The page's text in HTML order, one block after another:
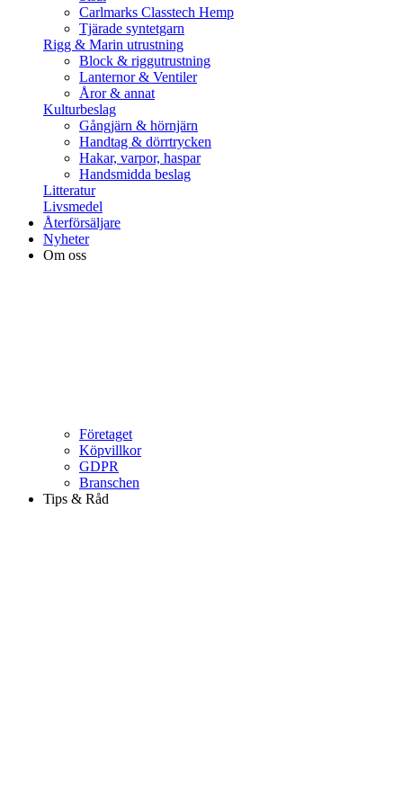
Carlmarks Classtech Hemp
Tjärade syntetgarn
Rigg & Marin utrustning
Block & riggutrustning
Lanternor & Ventiler
Åror & annat
Kulturbeslag
Gångjärn & hörnjärn
Handtag & dörrtrycken
Hakar, varpor, haspar
Handsmidda beslag
Litteratur
Livsmedel
Återförsäljare
Nyheter
Om oss
Företaget
Köpvillkor
GDPR
Branschen
Tips & Råd